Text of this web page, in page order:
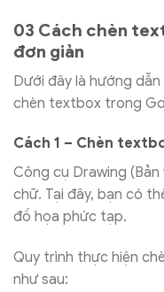
03 Cách chèn
đơn giản
Dưới đây là hướng
chèn textbox trong
Cách 1 – Chèn
Công cụ Drawing
chữ. Tại đây, bạn có
đồ họa phức tạp.
Quy trình thực hiện
như sau: